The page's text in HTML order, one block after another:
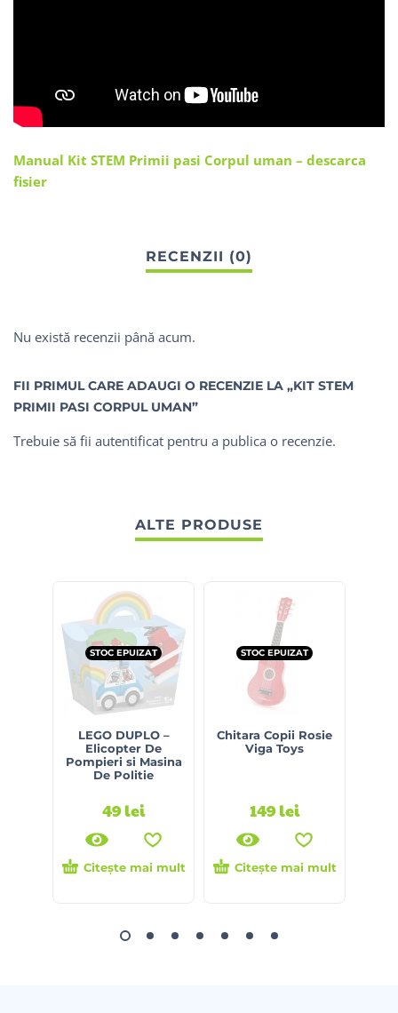
Manual Kit STEM Primii pasi Corpul uman – descarca
fisier
Nu există recenzii până acum.
FII PRIMUL CARE ADAUGI O RECENZIE LA „KIT STEM
PRIMII PASI CORPUL UMAN”
Trebuie să fii autentificat pentru a publica o recenzie.
ALTE PRODUSE
STOC EPUIZAT
LEGO DUPLO –
Elicopter De
Pompieri si Masina
De Politie
49lei
Citește mai mult
STOC EPUIZAT
Chitara Copii Rosie
Viga Toys
149lei
Citește mai mult